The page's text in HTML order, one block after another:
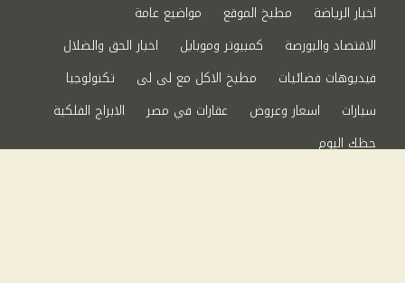
اخبار الرياضة
مطبخ الموقع
مواضيع عامة
الاقتصاد والبورصة
كمبيوتر وموبايل
اخبار الحق والضلال
فيديوهات فضائيات
مطبخ الاكل مع لى لى
تكنولوجيا
سيارات
اسعار وعروض عقارات في مصر
الابراج الفلكية
حظك اليوم